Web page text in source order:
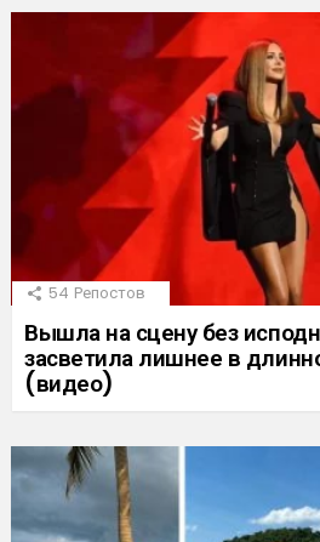
54 Репостов
Вышла на сцену без
засветила лишнее в
(видео)